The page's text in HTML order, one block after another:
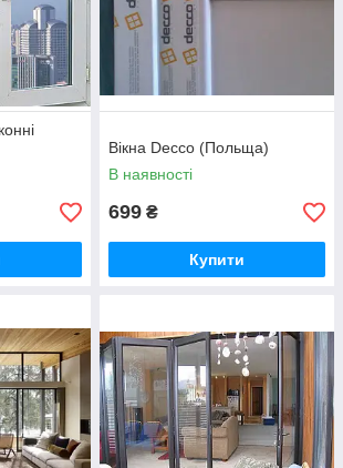
Вікна Decco (Польща)
В наявності
699 ₴
Купити